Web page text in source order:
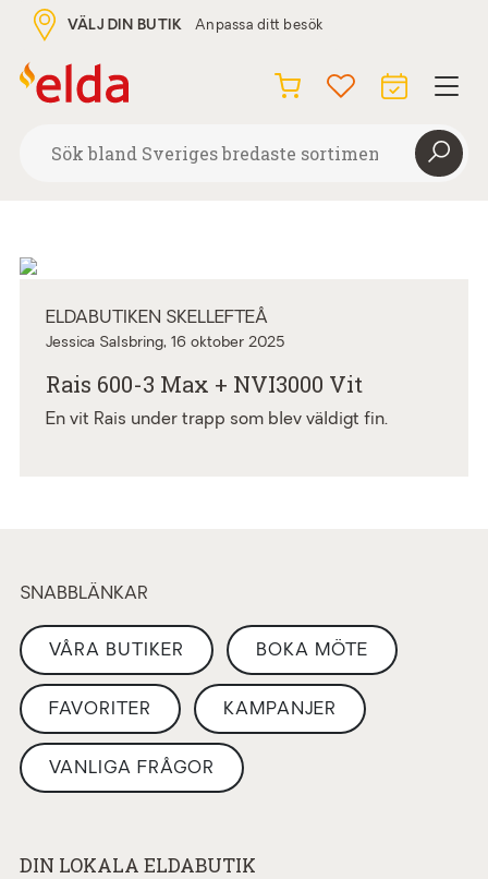
VÄLJ DIN BUTIK Anpassa ditt besök
ELDABUTIKEN SKELLEFTEÅ
Jessica Salsbring, 16 oktober 2025
Rais 600-3 Max + NVI3000 Vit
En vit Rais under trapp som blev väldigt fin.
SNABBLÄNKAR
VÅRA BUTIKER BOKA MÖTE
FAVORITER KAMPANJER
VANLIGA FRÅGOR
DIN LOKALA ELDABUTIK